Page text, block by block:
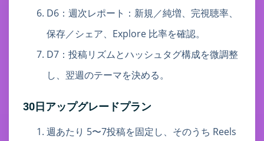
D6：週次レポート：新規／純増、完視聴率、
保存／シェア、Explore 比率を確認。
D7：投稿リズムとハッシュタグ構成を微調整
し、翌週のテーマを決める。
30日アップグレードプラン
週あたり 5〜7投稿を固定し、そのうち Reels